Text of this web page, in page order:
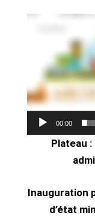
00:00
Plateau
Inauguration
d’état